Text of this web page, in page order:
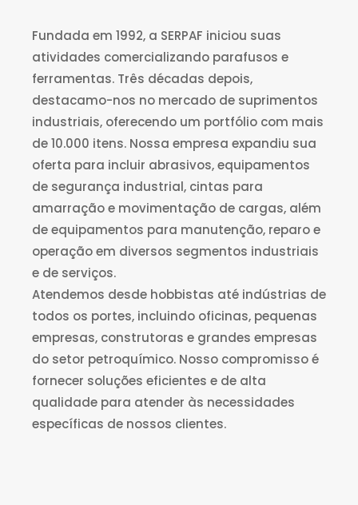
Fundada em 1992, a SERPAF iniciou suas
atividades comercializando parafusos e
ferramentas. Três décadas depois,
destacamo-nos no mercado de suprimentos
industriais, oferecendo um portfólio com mais
de 10.000 itens. Nossa empresa expandiu sua
oferta para incluir abrasivos, equipamentos
de segurança industrial, cintas para
amarração e movimentação de cargas, além
de equipamentos para manutenção, reparo e
operação em diversos segmentos industriais
e de serviços.
Atendemos desde hobbistas até indústrias de
todos os portes, incluindo oficinas, pequenas
empresas, construtoras e grandes empresas
do setor petroquímico. Nosso compromisso é
fornecer soluções eficientes e de alta
qualidade para atender às necessidades
específicas de nossos clientes.